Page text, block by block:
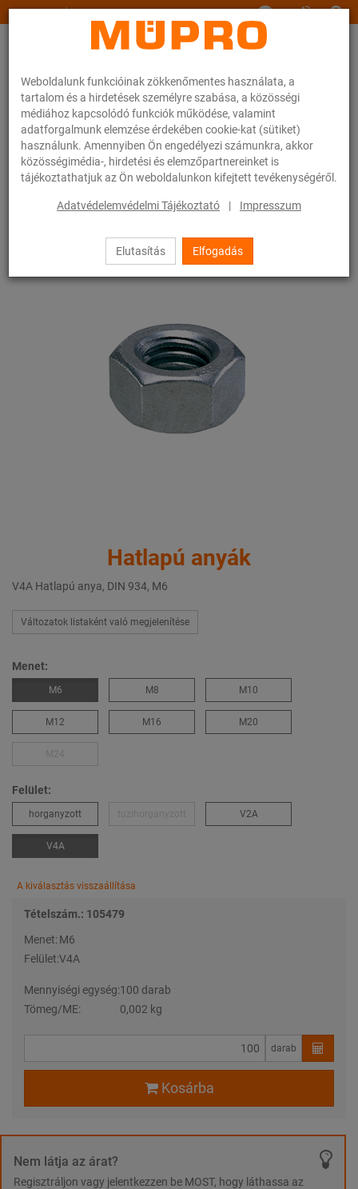
Weboldalunk funkcióinak zökkenőmentes használata, a
tartalom és a hirdetések személyre szabása, a közösségi
médiához kapcsolódó funkciók működése, valamint
adatforgalmunk elemzése érdekében cookie-kat (sütiket)
használunk. Amennyiben Ön engedélyezi számunkra, akkor
közösségimédia-, hirdetési és elemzőpartnereinket is
tájékoztathatjuk az Ön weboldalunkon kifejtett tevékenységéről.
Adatvédelemvédelmi Tájékoztató | Impresszum
Elutasítás Elfogadás
www.muepro.hu
Webáruhàz Rögzítéstechnika Szerelési anyagok Hatlapú anyák
52 / 83
Hatlapú anyák
V4A Hatlapú anya, DIN 934, M6
Változatok listaként való megjelenítése
Menet:
M6 M8 M10
M12 M16 M20
Felület:
horganyzott V2A
V4A
A kiválasztás visszaállítása
Tételszám.: 105479
Menet: M6
Felület:V4A
Mennyiségi egység:100 darab
Tömeg/ME:
0,002 kg
darab
Kosárba
Nem látja az árat?
Regisztráljon vagy jelentkezzen be MOST, hogy láthassa az